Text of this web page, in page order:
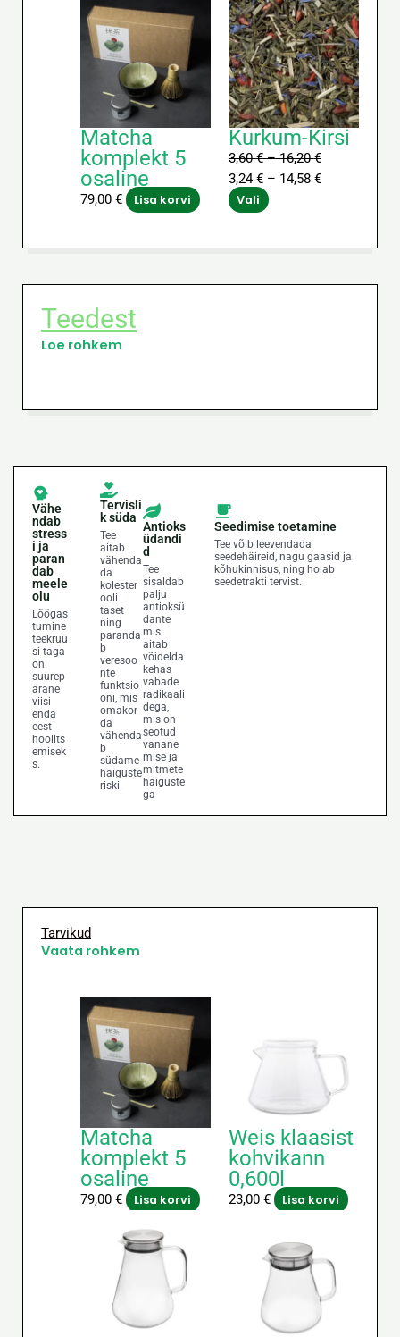
Matcha
komplekt 5
osaline
79,00 € Lisa korvi
Kurkum-Kirsi
3,60€ – 16,20€
3,60 €
kuni
16,20 €
3,24€ – 14,58 €
3,24 €
kuni
14,58 €
Vali
Sellel
tootel
on
mitu
varianti.
Valikuid
saab
teha
tootelehel.
Teedest
Loe rohkem
Vähe
ndab
stress
i ja
paran
dab
meele
olu
Lõõgas
tumine
teekruu
si taga
on
suurep
ärane
viisi
enda
eest
hoolits
emisek
s.
Tervisli
k süda
Tee
aitab
vähenda
da
kolester
ooli
taset
ning
paranda
b
veresoo
nte
funktsio
oni, mis
omakor
da
vähenda
b
südame
haiguste
riski.
Antioks
üdandi
d
Tee
sisaldab
palju
antioksü
dante
mis
aitab
võidelda
kehas
vabade
radikaali
dega,
mis on
seotud
vanane
mise ja
mitmete
haiguste
ga
Seedimise toetamine
Tee võib leevendada
seedehäireid, nagu gaasid ja
kõhukinnisus, ning hoiab
seedetrakti tervist.
Tarvikud
Vaata rohkem
Matcha
komplekt 5
osaline
79,00 € Lisa korvi
Weis klaasist
kohvikann
0,600l
23,00 € Lisa korvi